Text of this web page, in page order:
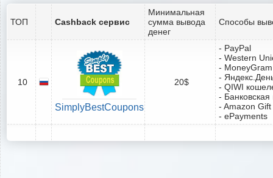
ТОП Cashback сервис
Минимальная
сумма вывода
денег
Способы
10
SimplyBestCoupons
20$
- PayPal
- Western
- MoneyGram
-
- QIWI
-
- Amazon
- ePayments